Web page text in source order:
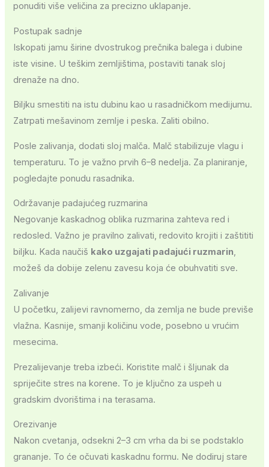
ponuditi više veličina za precizno uklapanje.
Postupak sadnje
Iskopati jamu širine dvostrukog prečnika balega i dubine
iste visine. U teškim zemljištima, postaviti tanak sloj
drenaže na dno.
Biljku smestiti na istu dubinu kao u rasadničkom medijumu.
Zatrpati mešavinom zemlje i peska. Zaliti obilno.
Posle zalivanja, dodati sloj malča. Malč stabilizuje vlagu i
temperaturu. To je važno prvih 6–8 nedelja. Za planiranje,
pogledajte ponudu rasadnika.
Održavanje padajućeg ruzmarina
Negovanje kaskadnog oblika ruzmarina zahteva red i
redosled. Važno je pravilno zalivati, redovito krojiti i zaštititi
biljku. Kada naučiš kako uzgajati padajući ruzmarin,
možeš da dobije zelenu zavesu koja će obuhvatiti sve.
Zalivanje
U početku, zalijevi ravnomerno, da zemlja ne bude previše
vlažna. Kasnije, smanji količinu vode, posebno u vrućim
mesecima.
Prezalijevanje treba izbeći. Koristite malč i šljunak da
spriječite stres na korene. To je ključno za uspeh u
gradskim dvorištima i na terasama.
Orezivanje
Nakon cvetanja, odsekni 2–3 cm vrha da bi se podstaklo
grananje. To će očuvati kaskadnu formu. Ne dodiruj stare